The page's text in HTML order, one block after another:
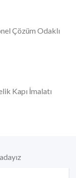
Çözüm Odaklı
Kapı İmalatı